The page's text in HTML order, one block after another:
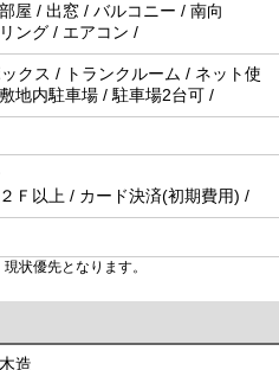
屋 / 出窓 / バルコニー / 南向
ング / エアコン /
クス / トランクルーム / ネット使
地内駐車場 / 駐車場2台可 /
Ｆ以上 / カード決済(初期費用) /
状優先となります。
造